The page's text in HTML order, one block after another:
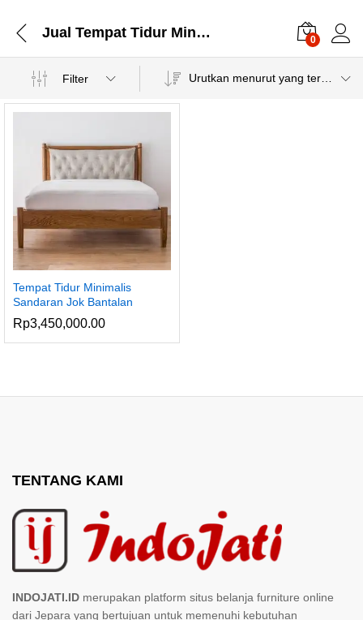
Jual Tempat Tidur Minimalis Sandaran 0
Filter
Tempat Tidur Minimalis
Sandaran Jok Bantalan
Rp3,450,000.00
TENTANG KAMI
INDOJATI.ID merupakan platform situs belanja furniture online
dari Jepara yang bertujuan untuk memenuhi kebutuhan